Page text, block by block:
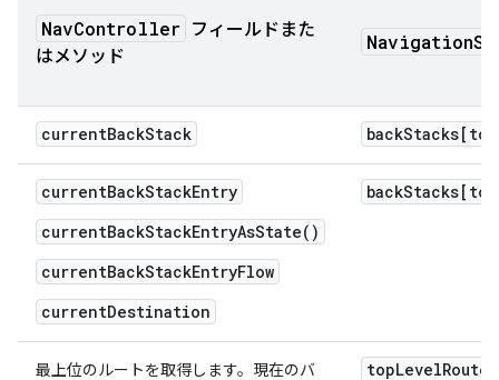
NavController フィールドまた
はメソッド
currentBackStack
currentBackStackEntry
currentBackStackEntryAsState()
currentBackStackEntryFlow
currentDestination
最上位のルートを取得します。現在のバ topLevelRoute